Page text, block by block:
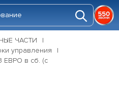
ЧАСТИ
управления
ЕВРО в сб. (с